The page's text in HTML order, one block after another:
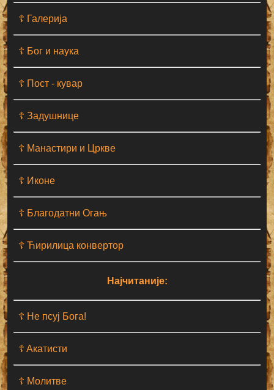
☦ Галерија
☦ Бог и наука
☦ Пост - кувар
☦ Задушнице
☦ Манастири и Цркве
☦ Иконе
☦ Благодатни Огањ
☦ Ћирилица конвертор
Најчитаније:
☦ Не псуј Бога!
☦ Aкатисти
☦ Молитве